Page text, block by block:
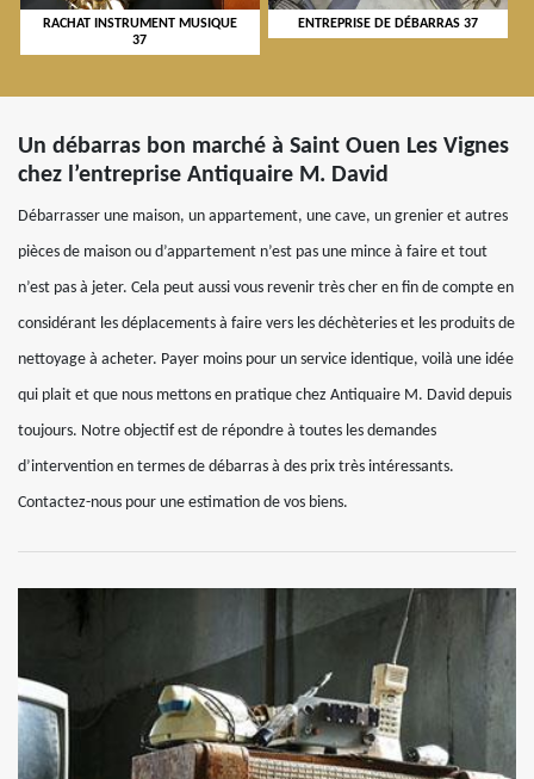
RACHAT INSTRUMENT MUSIQUE
37
ENTREPRISE DE DÉBARRAS 37
Un débarras bon marché à Saint Ouen Les Vignes
chez l’entreprise Antiquaire M. David
Débarrasser une maison, un appartement, une cave, un grenier et autres
pièces de maison ou d’appartement n’est pas une mince à faire et tout
n’est pas à jeter. Cela peut aussi vous revenir très cher en fin de compte en
considérant les déplacements à faire vers les déchèteries et les produits de
nettoyage à acheter. Payer moins pour un service identique, voilà une idée
qui plait et que nous mettons en pratique chez Antiquaire M. David depuis
toujours. Notre objectif est de répondre à toutes les demandes
d’intervention en termes de débarras à des prix très intéressants.
Contactez-nous pour une estimation de vos biens.